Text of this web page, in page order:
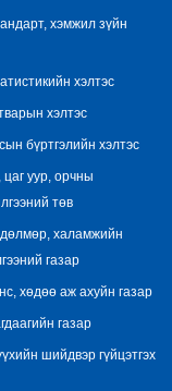
хэмжил зүйн
хэлтэс
хэлтэс
бүртгэлийн хэлтэс
цаг уур, орчны
төв
халамжийн
газар
хөдөө аж ахуйн газар
газар
шийдвэр гүйцэтгэх